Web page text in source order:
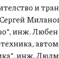
и
инж.
инж.